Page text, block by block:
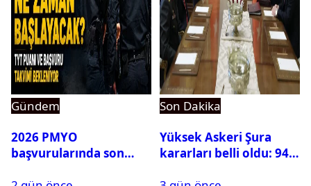
Gündem
2026 PMYO
başvurularında son
Son Dakika
Yüksek Askeri Şura
kararları belli oldu: 94